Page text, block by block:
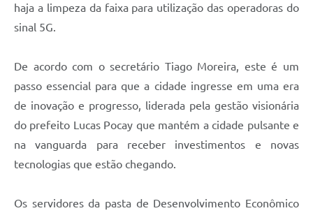
haja a limpeza da faixa para utilização das operadoras do
sinal 5G.
De acordo com o secretário Tiago Moreira, este é um
passo essencial para que a cidade ingresse em uma era
de inovação e progresso, liderada pela gestão visionária
do prefeito Lucas Pocay que mantém a cidade pulsante e
na vanguarda para receber investimentos e novas
tecnologias que estão chegando.
Os servidores da pasta de Desenvolvimento Econômico